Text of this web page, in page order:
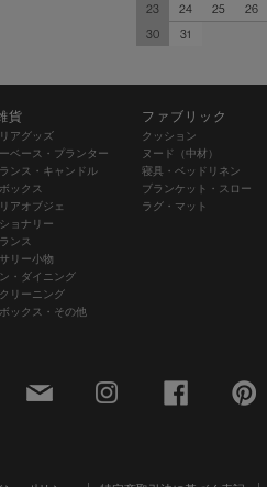
23
24 25 26
30
31
貨
アグッズ
ベース・プランター
ンス・キャンドル
ックス
アオブジェ
ョナリー
ンス
リー小物
・ダイニング
リーニング
ックス・その他
ファブリック
クッション
ヌード（中材）
寝具・ベッドリネン
ブランケット・スロー
ラグ・マット